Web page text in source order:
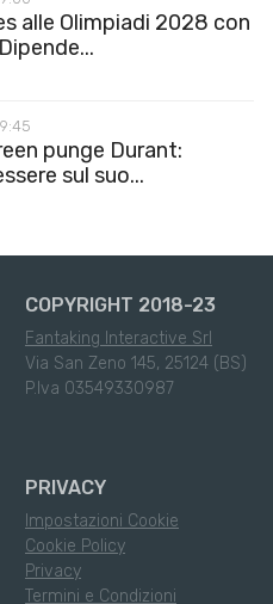
alle Olimpiadi 2028 con
punge Durant:
sul suo...
COPYRIGHT 2018-23
Fantaking Interactive Srl
Via San Zeno 145, 25124 (BS)
P.Iva 03549330987
PRIVACY
Impostazioni Cookie
Cookie Policy
Privacy
Termini e Condizioni